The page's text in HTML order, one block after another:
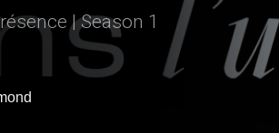
| Season 1